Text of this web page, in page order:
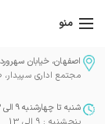
منو
اصفهان، خیابان
مجتمع اداری
شنبه تا چهارشنبه 9 الی 13 و 16 الی 20